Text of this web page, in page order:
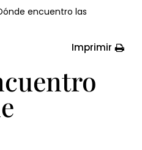
encuentro las
Imprimir